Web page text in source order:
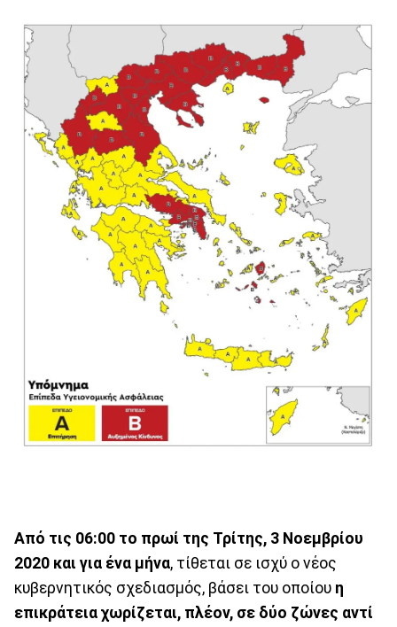
Από τις 06:00 το πρωί της Τρίτης, 3 Νοεμβρίου
2020 και για ένα μήνα, τίθεται σε ισχύ ο νέος
κυβερνητικός σχεδιασμός, βάσει του οποίου η
επικράτεια χωρίζεται, πλέον, σε δύο ζώνες αντί